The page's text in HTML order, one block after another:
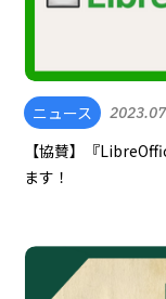
ニュース
【協賛】『
ます！